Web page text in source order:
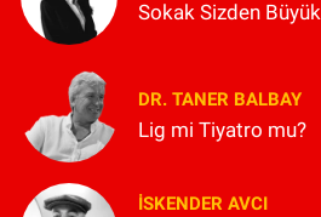
Sokak Sizden Büyük
DR. TANER BALBAY
Lig mi Tiyatro mu?
İSKENDER AVCI